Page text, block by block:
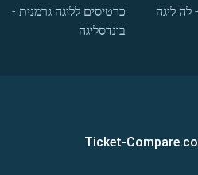
לה ליגה
כרטיסים לליגה גרמנית -
בונדסליגה
Ticket-